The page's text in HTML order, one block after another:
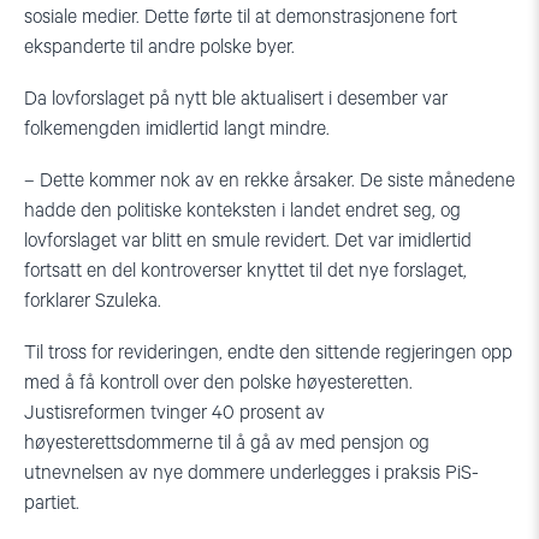
sosiale medier. Dette førte til at demonstrasjonene fort
ekspanderte til andre polske byer.
Da lovforslaget på nytt ble aktualisert i desember var
folkemengden imidlertid langt mindre.
– Dette kommer nok av en rekke årsaker. De siste månedene
hadde den politiske konteksten i landet endret seg, og
lovforslaget var blitt en smule revidert. Det var imidlertid
fortsatt en del kontroverser knyttet til det nye forslaget,
forklarer Szuleka.
Til tross for revideringen, endte den sittende regjeringen opp
med å få kontroll over den polske høyesteretten.
Justisreformen tvinger 40 prosent av
høyesterettsdommerne til å gå av med pensjon og
utnevnelsen av nye dommere underlegges i praksis PiS-
partiet.